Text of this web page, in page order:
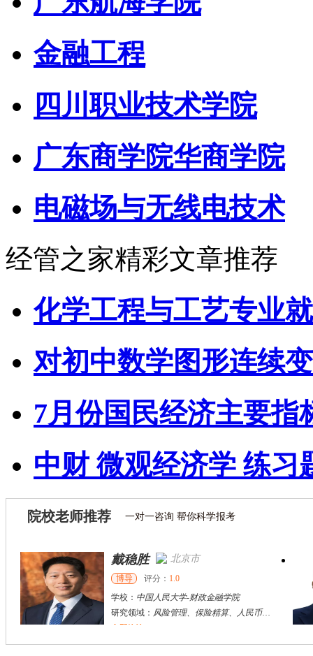
金融工程
四川职业技术学院
广东商学院华商学院
电磁场与无线电技术
经管之家精彩文章推荐
化学工程与工艺专业
对初中数学图形连续
7月份国民经济主要指
中财 微观经济学 练习
院校老师推荐 一对一咨询 帮你科学报考
戴稳胜 北京市
博导 评分： 1.0
学校： 中国人民大学-财政金融学院
研究领域： 风险管理、保险精算、人民币国际化
立即咨询
陈传红 武汉市